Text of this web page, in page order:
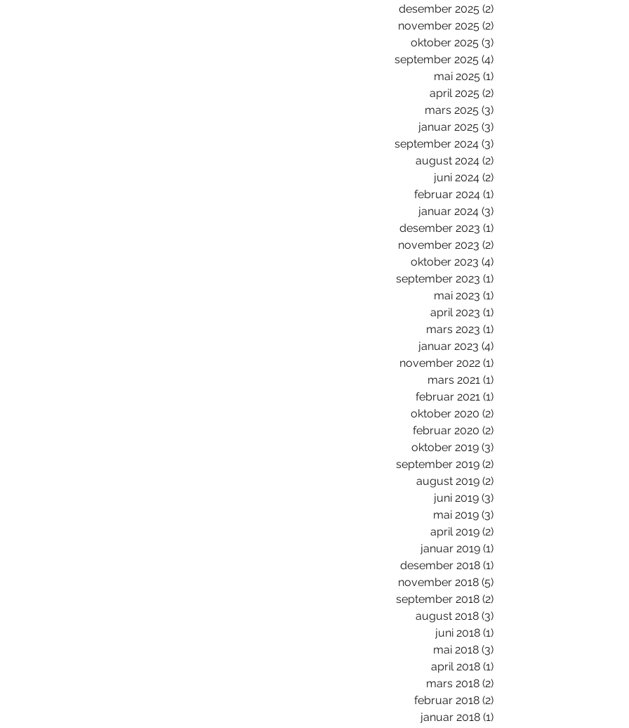
desember 2025 (2)
november 2025 (2)
oktober 2025 (3)
september 2025 (4)
mai 2025 (1)
april 2025 (2)
mars 2025 (3)
januar 2025 (3)
september 2024 (3)
august 2024 (2)
juni 2024 (2)
februar 2024 (1)
januar 2024 (3)
desember 2023 (1)
november 2023 (2)
oktober 2023 (4)
september 2023 (1)
mai 2023 (1)
april 2023 (1)
mars 2023 (1)
januar 2023 (4)
november 2022 (1)
mars 2021 (1)
februar 2021 (1)
oktober 2020 (2)
februar 2020 (2)
oktober 2019 (3)
september 2019 (2)
august 2019 (2)
juni 2019 (3)
mai 2019 (3)
april 2019 (2)
januar 2019 (1)
desember 2018 (1)
november 2018 (5)
september 2018 (2)
august 2018 (3)
juni 2018 (1)
mai 2018 (3)
april 2018 (1)
mars 2018 (2)
februar 2018 (2)
januar 2018 (1)